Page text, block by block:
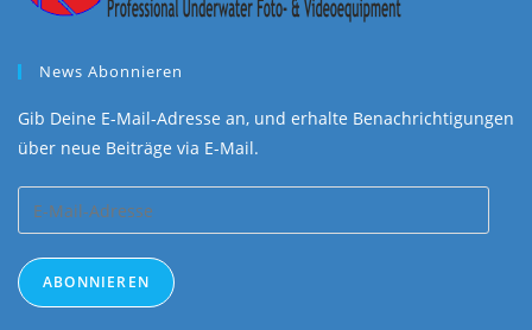
News Abonnieren
Gib Deine E-Mail-Adresse an, und erhalte Benachrichtigungen
über neue Beiträge via E-Mail.
Mail-
Adresse
ABONNIEREN